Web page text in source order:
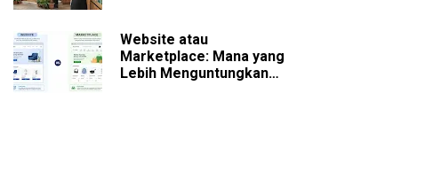
Website atau
Marketplace: Mana yang
Lebih Menguntungkan